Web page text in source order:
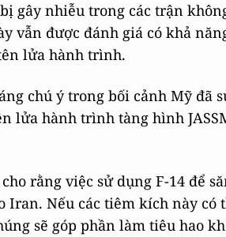
gây nhiễu trong các trận
vẫn được đánh giá có khả
lửa hành trình.
chú ý trong bối cảnh Mỹ đã
lửa hành trình tàng hình
rằng việc sử dụng F-14 để
Iran. Nếu các tiêm kích này có
sẽ góp phần làm tiêu hao